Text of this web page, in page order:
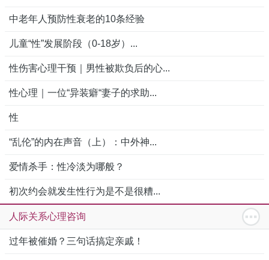
中老年人预防性衰老的10条经验
儿童“性”发展阶段（0-18岁）...
性伤害心理干预｜男性被欺负后的心...
性心理｜一位“异装癖“妻子的求助...
性
“乱伦”的内在声音（上）：中外神...
爱情杀手：性冷淡为哪般？
初次约会就发生性行为是不是很糟...
人际关系心理咨询
过年被催婚？三句话搞定亲戚！